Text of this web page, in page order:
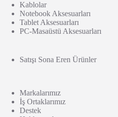
Kablolar
Notebook Aksesuarları
Tablet Aksesuarları
PC-Masaüstü Aksesuarları
Satışı Sona Eren Ürünler
Markalarımız
İş Ortaklarımız
Destek